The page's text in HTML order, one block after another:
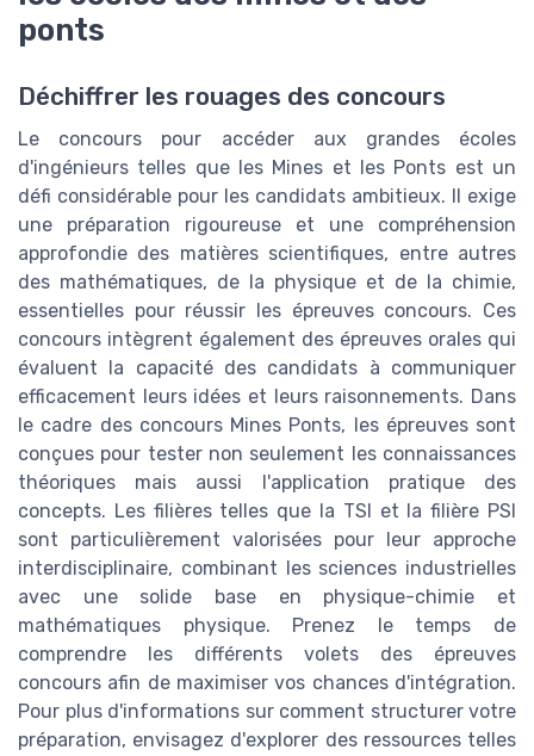
ponts
Déchiffrer les rouages des concours
Le concours pour accéder aux grandes écoles
d'ingénieurs telles que les Mines et les Ponts est un
défi considérable pour les candidats ambitieux. Il exige
une préparation rigoureuse et une compréhension
approfondie des matières scientifiques, entre autres
des mathématiques, de la physique et de la chimie,
essentielles pour réussir les épreuves concours. Ces
concours intègrent également des épreuves orales qui
évaluent la capacité des candidats à communiquer
efficacement leurs idées et leurs raisonnements. Dans
le cadre des concours Mines Ponts, les épreuves sont
conçues pour tester non seulement les connaissances
théoriques mais aussi l'application pratique des
concepts. Les filières telles que la TSI et la filière PSI
sont particulièrement valorisées pour leur approche
interdisciplinaire, combinant les sciences industrielles
avec une solide base en physique-chimie et
mathématiques physique. Prenez le temps de
comprendre les différents volets des épreuves
concours afin de maximiser vos chances d'intégration.
Pour plus d'informations sur comment structurer votre
préparation, envisagez d'explorer des ressources telles